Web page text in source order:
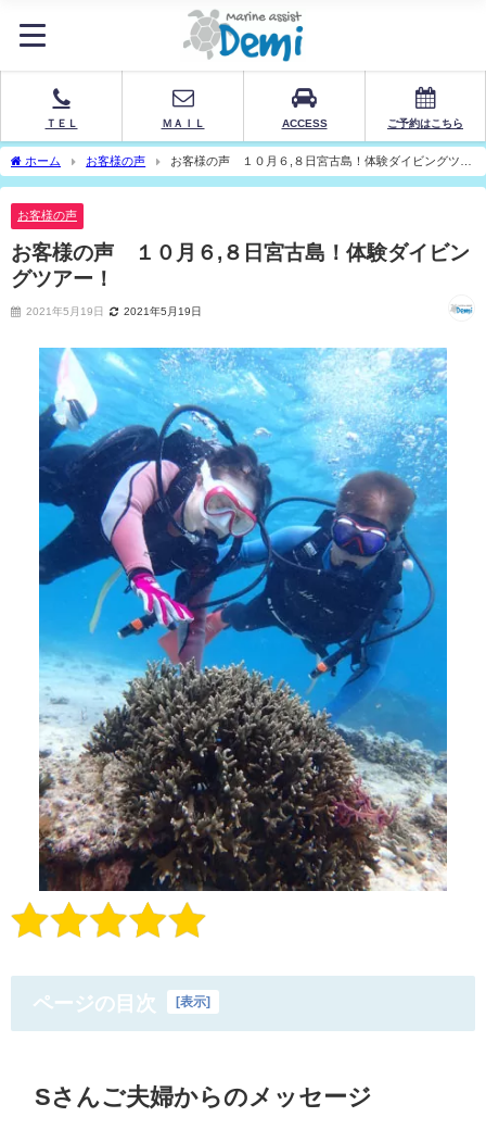
ＴＥＬ ＭＡＩＬ ACCESS ご予約はこちら
ホーム お客様の声
お客様の声 １０月６,８日宮古島！体験ダイビングツア
ー！
お客様の声
お客様の声 １０月６,８日宮古島！体験ダイビン
グツアー！
2021年5月19日 2021年5月19日
ページの目次 表示
Sさんご夫婦からのメッセージ